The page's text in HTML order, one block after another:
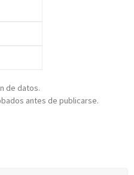
de datos.
antes de publicarse.